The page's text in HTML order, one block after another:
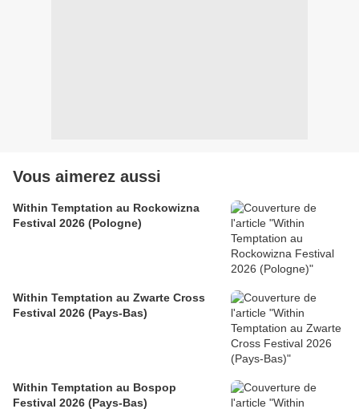
Vous aimerez aussi
Within Temptation au Rockowizna
Festival 2026 (Pologne)
Within Temptation au Zwarte Cross
Festival 2026 (Pays-Bas)
Within Temptation au Bospop
Festival 2026 (Pays-Bas)